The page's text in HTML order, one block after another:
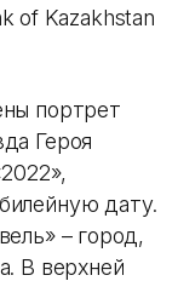
of Kazakhstan
портрет
Героя
дату.
– город,
В верхней